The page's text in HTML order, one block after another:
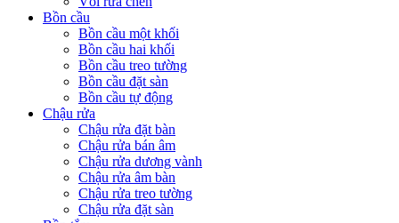
Bồn cầu
Bồn cầu một khối
Bồn cầu hai khối
Bồn cầu treo tường
Bồn cầu đặt sàn
Bồn cầu tự động
Chậu rửa
Chậu rửa đặt bàn
Chậu rửa bán âm
Chậu rửa dương vành
Chậu rửa âm bàn
Chậu rửa treo tường
Chậu rửa đặt sàn